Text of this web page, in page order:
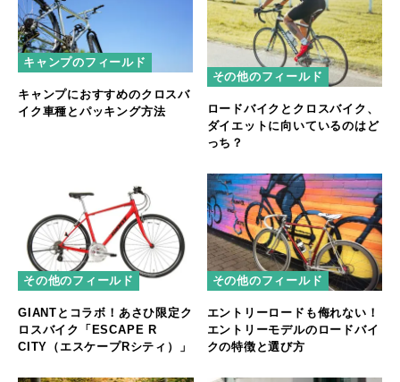
キャンプのフィールド
キャンプにおすすめのクロスバ
イク車種とパッキング方法
その他のフィールド
ロードバイクとクロスバイク、
ダイエットに向いているのはど
っち？
その他のフィールド
GIANTとコラボ！あさひ限定ク
ロスバイク「ESCAPE R
CITY（エスケープRシティ）」
その他のフィールド
エントリーロードも侮れない！
エントリーモデルのロードバイ
クの特徴と選び方